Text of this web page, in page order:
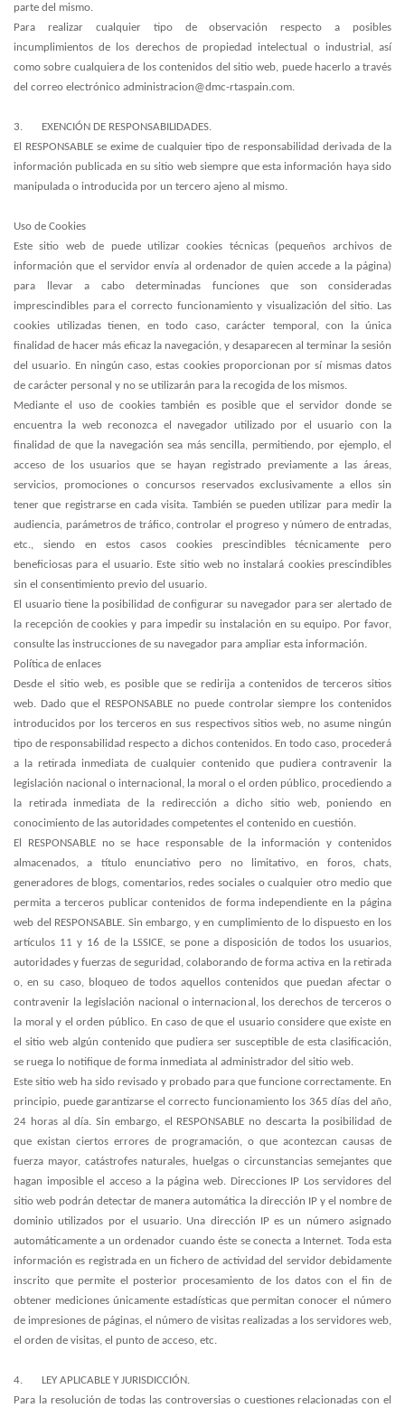
parte del mismo.
Para realizar cualquier tipo de observación respecto a posibles
incumplimientos de los derechos de propiedad intelectual o industrial, así
como sobre cualquiera de los contenidos del sitio web, puede hacerlo a través
del correo electrónico administracion@dmc-rtaspain.com.
3. EXENCIÓN DE RESPONSABILIDADES.
El RESPONSABLE se exime de cualquier tipo de responsabilidad derivada de la
información publicada en su sitio web siempre que esta información haya sido
manipulada o introducida por un tercero ajeno al mismo.
Uso de Cookies
Este sitio web de puede utilizar cookies técnicas (pequeños archivos de
información que el servidor envía al ordenador de quien accede a la página)
para llevar a cabo determinadas funciones que son consideradas
imprescindibles para el correcto funcionamiento y visualización del sitio. Las
cookies utilizadas tienen, en todo caso, carácter temporal, con la única
finalidad de hacer más eficaz la navegación, y desaparecen al terminar la sesión
del usuario. En ningún caso, estas cookies proporcionan por sí mismas datos
de carácter personal y no se utilizarán para la recogida de los mismos.
Mediante el uso de cookies también es posible que el servidor donde se
encuentra la web reconozca el navegador utilizado por el usuario con la
finalidad de que la navegación sea más sencilla, permitiendo, por ejemplo, el
acceso de los usuarios que se hayan registrado previamente a las áreas,
servicios, promociones o concursos reservados exclusivamente a ellos sin
tener que registrarse en cada visita. También se pueden utilizar para medir la
audiencia, parámetros de tráfico, controlar el progreso y número de entradas,
etc., siendo en estos casos cookies prescindibles técnicamente pero
beneficiosas para el usuario. Este sitio web no instalará cookies prescindibles
sin el consentimiento previo del usuario.
El usuario tiene la posibilidad de configurar su navegador para ser alertado de
la recepción de cookies y para impedir su instalación en su equipo. Por favor,
consulte las instrucciones de su navegador para ampliar esta información.
Política de enlaces
Desde el sitio web, es posible que se redirija a contenidos de terceros sitios
web. Dado que el RESPONSABLE no puede controlar siempre los contenidos
introducidos por los terceros en sus respectivos sitios web, no asume ningún
tipo de responsabilidad respecto a dichos contenidos. En todo caso, procederá
a la retirada inmediata de cualquier contenido que pudiera contravenir la
legislación nacional o internacional, la moral o el orden público, procediendo a
la retirada inmediata de la redirección a dicho sitio web, poniendo en
conocimiento de las autoridades competentes el contenido en cuestión.
El RESPONSABLE no se hace responsable de la información y contenidos
almacenados, a título enunciativo pero no limitativo, en foros, chats,
generadores de blogs, comentarios, redes sociales o cualquier otro medio que
permita a terceros publicar contenidos de forma independiente en la página
web del RESPONSABLE. Sin embargo, y en cumplimiento de lo dispuesto en los
artículos 11 y 16 de la LSSICE, se pone a disposición de todos los usuarios,
autoridades y fuerzas de seguridad, colaborando de forma activa en la retirada
o, en su caso, bloqueo de todos aquellos contenidos que puedan afectar o
contravenir la legislación nacional o internacional, los derechos de terceros o
la moral y el orden público. En caso de que el usuario considere que existe en
el sitio web algún contenido que pudiera ser susceptible de esta clasificación,
se ruega lo notifique de forma inmediata al administrador del sitio web.
Este sitio web ha sido revisado y probado para que funcione correctamente. En
principio, puede garantizarse el correcto funcionamiento los 365 días del año,
24 horas al día. Sin embargo, el RESPONSABLE no descarta la posibilidad de
que existan ciertos errores de programación, o que acontezcan causas de
fuerza mayor, catástrofes naturales, huelgas o circunstancias semejantes que
hagan imposible el acceso a la página web. Direcciones IP Los servidores del
sitio web podrán detectar de manera automática la dirección IP y el nombre de
dominio utilizados por el usuario. Una dirección IP es un número asignado
automáticamente a un ordenador cuando éste se conecta a Internet. Toda esta
información es registrada en un fichero de actividad del servidor debidamente
inscrito que permite el posterior procesamiento de los datos con el fin de
obtener mediciones únicamente estadísticas que permitan conocer el número
de impresiones de páginas, el número de visitas realizadas a los servidores web,
el orden de visitas, el punto de acceso, etc.
4. LEY APLICABLE Y JURISDICCIÓN.
Para la resolución de todas las controversias o cuestiones relacionadas con el